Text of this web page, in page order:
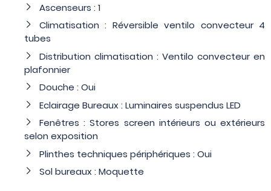
Ascenseurs : 1
Climatisation : Réversible ventilo convecteur 4
tubes
Distribution climatisation : Ventilo convecteur en
plafonnier
Douche : Oui
Eclairage Bureaux : Luminaires suspendus LED
Fenêtres : Stores screen intérieurs ou extérieurs
selon exposition
Plinthes techniques périphériques : Oui
Sol bureaux : Moquette